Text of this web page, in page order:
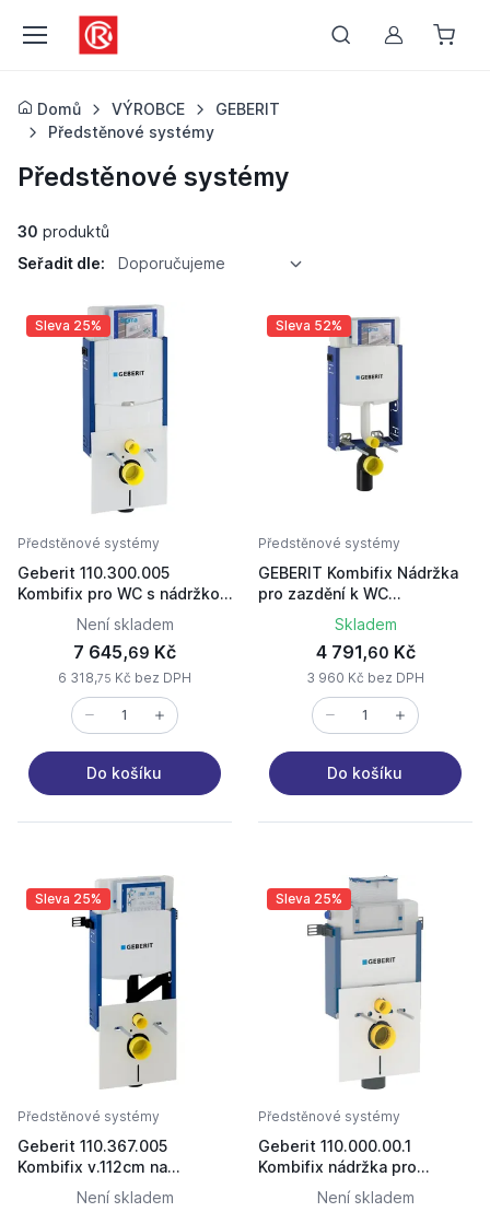
Můj účet
Domů VÝROBCE
GEBERIT
Předstěnové systémy
Předstěnové systémy
30 produktů
Seřadit dle:
Doporučujeme
Sleva 25%
Předstěnové systémy
Geberit 110.300.005
Kombifix pro WC s nádržkou
UP320 h 108cm ovládání
zepředu
Není skladem
7 645,69 Kč
6 318,75 Kč bez DPH
Do košíku
Sleva 52%
Předstěnové systémy
GEBERIT Kombifix Nádržka
pro zazdění k WC
110.302.00.5
Skladem
4 791,60 Kč
3 960 Kč bez DPH
Do košíku
Sleva 25%
Předstěnové systémy
Geberit 110.367.005
Kombifix v.112cm na
obezdění pro závěsné WC
Není skladem
Sleva 25%
Předstěnové systémy
Geberit 110.000.00.1
Kombifix nádržka pro
zazdění WC
Není skladem